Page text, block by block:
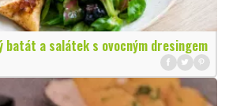
batát a salátek s ovocným dresingem